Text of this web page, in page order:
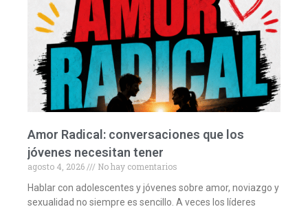
Amor Radical: conversaciones que los
jóvenes necesitan tener
agosto 4, 2026
No hay comentarios
Hablar con adolescentes y jóvenes sobre amor, noviazgo y
sexualidad no siempre es sencillo. A veces los líderes